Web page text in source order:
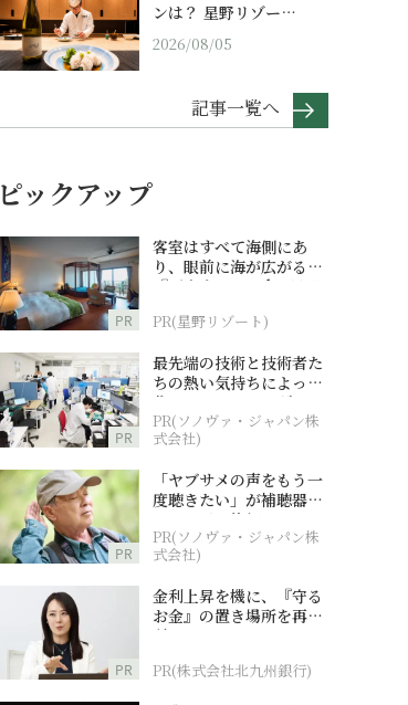
ンは？ 星野リゾー…
2026/08/05
記事一覧へ
ピックアップ
PR
客室はすべて海側にあ
り、眼前に海が広がる
『西表島ホテル by 星野
PR(星野リゾート)
PR
最先端の技術と技術者た
ちの熱い気持ちによって
作られているオーダーメ
イド補聴器
PR(ソノヴァ・ジャパン株
式会社)
PR
「ヤブサメの声をもう一
度聴きたい」が補聴器チ
ャレンジの後押しに
PR(ソノヴァ・ジャパン株
式会社)
PR
金利上昇を機に、『守る
お金』の置き場所を再検
討
PR(株式会社北九州銀行)